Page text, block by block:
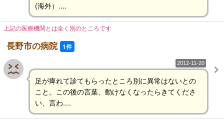
(海外）....
上記の医療機関とは全く別のところです
長野市の病院 1件
2012-11-20
足が痺れて診てもらったところ別に異常はないとの
こと。この後の言葉、動けなくなったらきてくださ
い、言わ....